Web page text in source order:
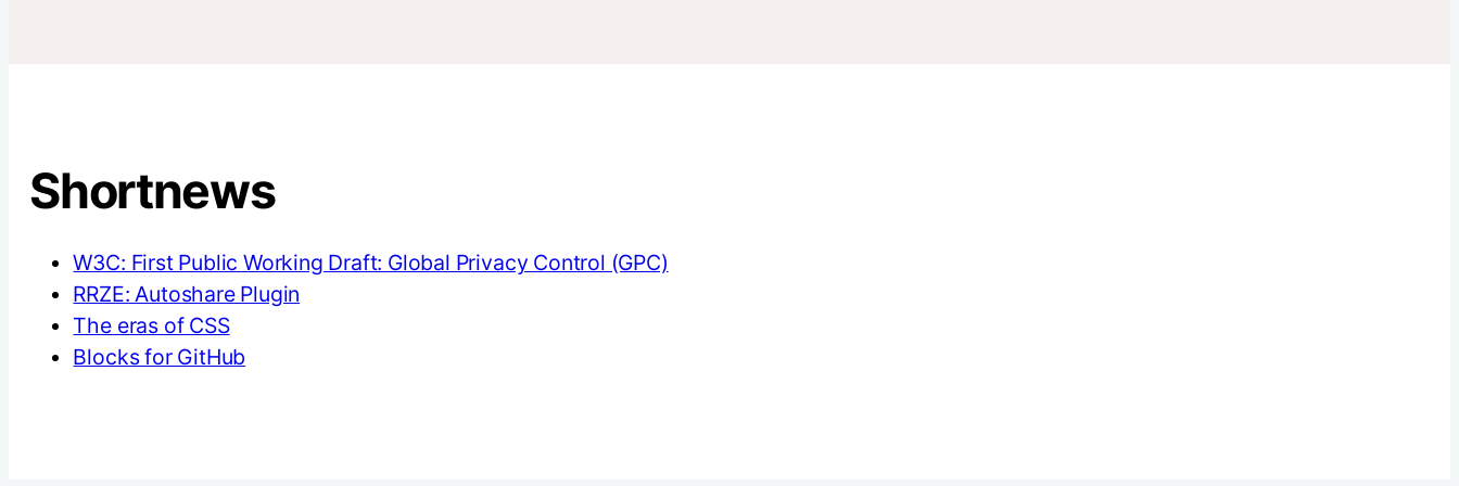
Shortnews
W3C: First Public Working Draft: Global Privacy Control (GPC)
RRZE: Autoshare Plugin
The eras of CSS
Blocks for GitHub